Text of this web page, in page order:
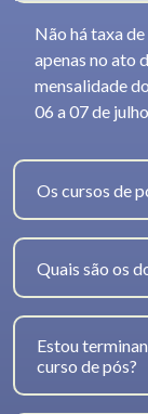
Não há taxa
apenas no ato
mensalidade
06 a 07 de
Os cursos de
Quais são os
Estou
curso de pós?